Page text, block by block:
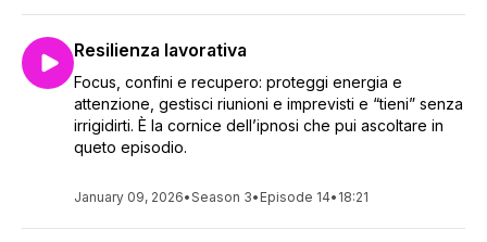
Resilienza lavorativa
Focus, confini e recupero: proteggi energia e
attenzione, gestisci riunioni e imprevisti e “tieni” senza
irrigidirti. È la cornice dell’ipnosi che pui ascoltare in
queto episodio.
January 09, 2026•Season 3• Episode 14• 18:21